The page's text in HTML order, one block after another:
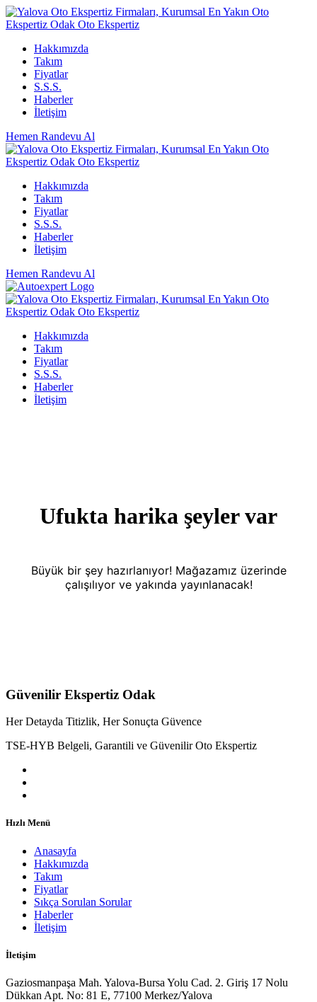
Hakkımızda
Takım
Fiyatlar
S.S.S.
Haberler
İletişim
Hemen Randevu Al
Hakkımızda
Takım
Fiyatlar
S.S.S.
Haberler
İletişim
Hemen Randevu Al
Hakkımızda
Takım
Fiyatlar
S.S.S.
Haberler
İletişim
Ufukta harika şeyler var
Büyük bir şey hazırlanıyor! Mağazamız üzerinde
çalışılıyor ve yakında yayınlanacak!
Güvenilir Ekspertiz Odak
Her Detayda Titizlik, Her Sonuçta Güvence
TSE-HYB Belgeli, Garantili ve Güvenilir Oto Ekspertiz
Hızlı Menü
Anasayfa
Hakkımızda
Takım
Fiyatlar
Sıkça Sorulan Sorular
Haberler
İletişim
İletişim
Gaziosmanpaşa Mah. Yalova-Bursa Yolu Cad. 2. Giriş 17 Nolu
Dükkan Apt. No: 81 E, 77100 Merkez/Yalova